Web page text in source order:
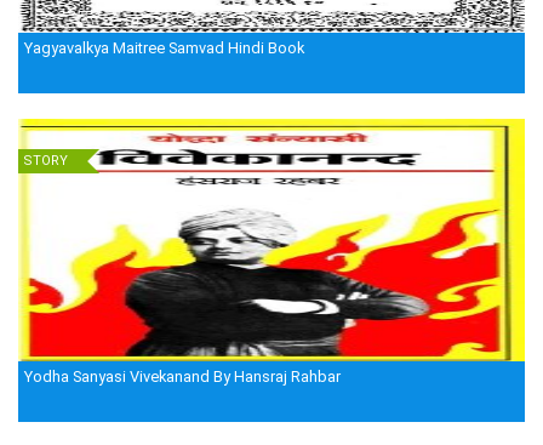
Yagyavalkya Maitree Samvad Hindi Book
STORY
Yodha Sanyasi Vivekanand By Hansraj Rahbar